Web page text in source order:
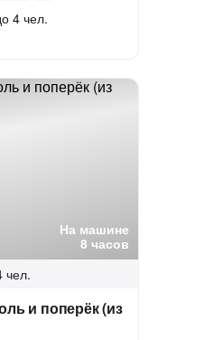
4 чел.
На машине
8 часов
чел.
и поперёк (из